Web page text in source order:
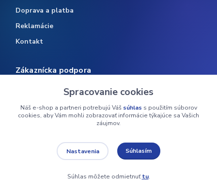
Doprava a platba
Reklamácie
Kontakt
Zákaznícka podpora
Vrátenie tovaru
Sledovanie objednávky
Spracovanie cookies
Náš e-shop a partneri potrebujú Váš súhlas s použitím súborov
cookies, aby Vám mohli zobrazovať informácie týkajúce sa Vašich
záujmov.
Nastavenia Súhlasím
Súhlas môžete odmietnuťtu.